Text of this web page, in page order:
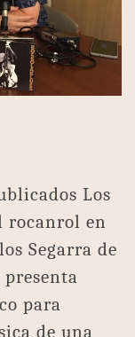
Los
rocanrol en
Segarra de
para
de una